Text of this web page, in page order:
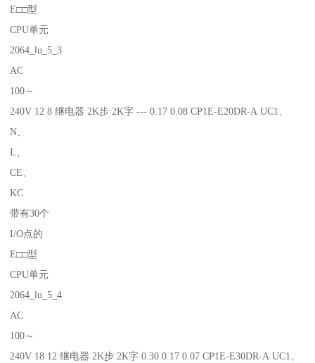
E□□型
CPU单元
2064_lu_5_3
AC
100～
240V 12 8 继电器 2K步 2K字 --- 0.17 0.08 CP1E-E20DR-A UC1、
N、
L、
CE、
KC
带有30个
I/O点的
E□□型
CPU单元
2064_lu_5_4
AC
100～
240V 18 12 继电器 2K步 2K字 0.30 0.17 0.07 CP1E-E30DR-A UC1、